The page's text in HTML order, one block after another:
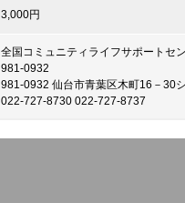
3,000円
全国コミュニティライフサポートセ
981-0932
981-0932 仙台市青葉区木町16－30
022-727-8730 022-727-8737